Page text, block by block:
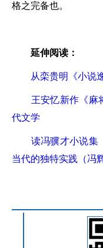
格之完备也。
延伸阅读：
从栾贵明《小说逸
王安忆新作《麻将
代文学
读冯骥才小说集《
当代的独特实践（冯